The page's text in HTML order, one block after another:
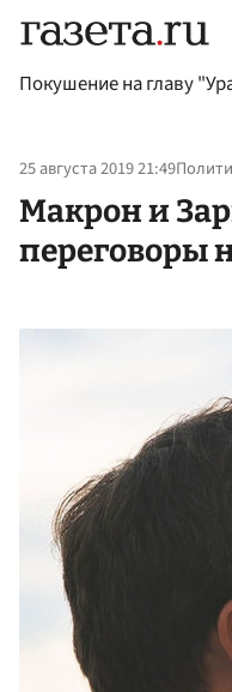
Покушение на главу
25 августа 2019 21:49
Макрон и
переговоры